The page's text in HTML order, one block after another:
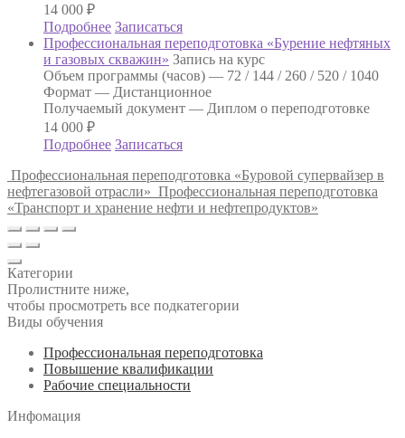
14 000 ₽
Подробнее Записаться
Профессиональная переподготовка «Бурение нефтяных
и газовых скважин» Запись на курс
Объем программы (часов) — 72 / 144 / 260 / 520 / 1040
Формат — Дистанционное
Получаемый документ — Диплом о переподготовке
14 000 ₽
Подробнее Записаться
Профессиональная переподготовка «Буровой супервайзер в
нефтегазовой отрасли» Профессиональная переподготовка
«Транспорт и хранение нефти и нефтепродуктов»
Категории
Пролистните ниже,
чтобы просмотреть все подкатегории
Виды обучения
Профессиональная переподготовка
Повышение квалификации
Рабочие специальности
Инфомация